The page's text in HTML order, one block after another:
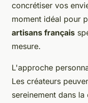
concrétiser vos
moment idéal pour
artisans français
mesure.
L'approche
Les créateurs
sereinement dans